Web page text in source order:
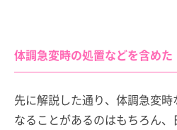
体調急変時の処置などを含めた
先に解説した通り、体調急変
なることがあるのはもちろん